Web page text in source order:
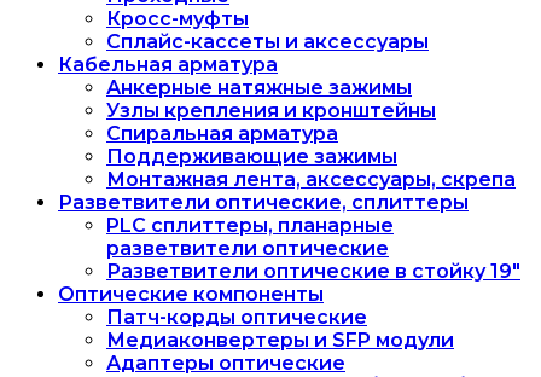
Кросс-муфты
Сплайс-кассеты и аксессуары
Кабельная арматура
Анкерные натяжные зажимы
Узлы крепления и кронштейны
Спиральная арматура
Поддерживающие зажимы
Монтажная лента, аксессуары, скрепа
Разветвители оптические, сплиттеры
PLC сплиттеры, планарные
разветвители оптические
Разветвители оптические в стойку 19"
Оптические компоненты
Патч-корды оптические
Медиаконвертеры и SFP модули
Адаптеры оптические